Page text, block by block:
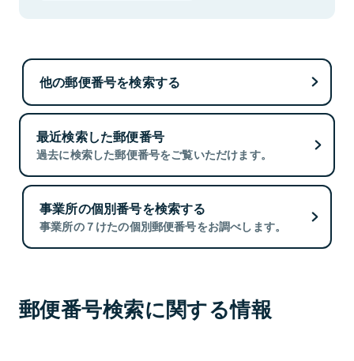
他の郵便番号を検索する
最近検索した郵便番号
過去に検索した郵便番号をご覧いただけます。
事業所の個別番号を検索する
事業所の７けたの個別郵便番号をお調べします。
郵便番号検索に関する情報